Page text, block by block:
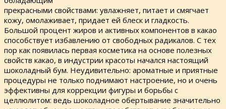
прекрасными свойствами: увлажняет, питает и смягчает
кожу, омолаживает, придает ей блеск и гладкость.
Большой процент жиров и активных компонентов в какао
способствует избавлению от свободных радикалов. С тех
пор как появилась первая косметика на основе полезных
свойств какао, в индустрии красоты начался настоящий
шоколадный бум. Неудивительно: ароматные и приятные
процедуры не только поднимают настроение, но и очень
эффективны для коррекции фигуры и борьбы с
целлюлитом: ведь шоколадное обертывание значительно